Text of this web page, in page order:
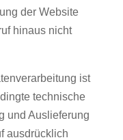
der Website
hinaus nicht
ist
technische
und Auslieferung
ausdrücklich